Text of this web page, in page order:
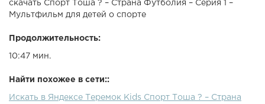
скачать Спорт Тоша ? – Страна Футболия – Серия 1 –
Мультфильм для детей о спорте
Продолжительность:
10:47 мин.
Найти похожее в сети::
Искать в Яндексе Теремок Kids Спорт Тоша ? – Страна